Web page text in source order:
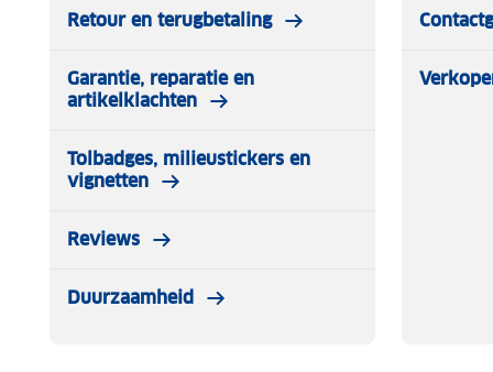
Retour en terugbetaling
Garantie, reparatie en
artikelklachten
Tolbadges, milieustickers en
vignetten
Reviews
Duurzaamheid